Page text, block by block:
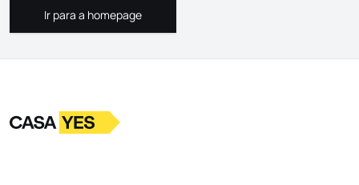
Ir para a homepage
Ir para a homepage
LogoIr para a homepage